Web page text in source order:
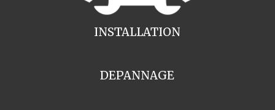
INSTALLATION
DEPANNAGE